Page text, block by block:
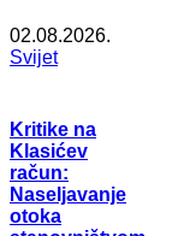
02.08.2026.
Svijet
Kritike na
Klasićev
račun:
Naseljavanje
otoka